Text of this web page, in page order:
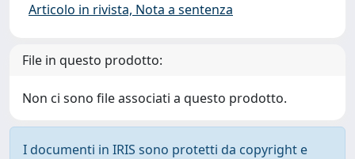
Articolo in rivista, Nota a sentenza
File in questo prodotto:
Non ci sono file associati a questo prodotto.
I documenti in IRIS sono protetti da copyright e